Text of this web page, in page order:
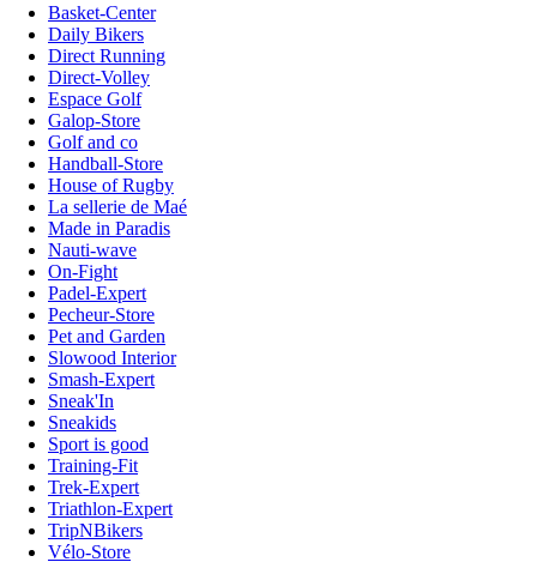
Basket-Center
Daily Bikers
Direct Running
Direct-Volley
Espace Golf
Galop-Store
Golf and co
Handball-Store
House of Rugby
La sellerie de Maé
Made in Paradis
Nauti-wave
On-Fight
Padel-Expert
Pecheur-Store
Pet and Garden
Slowood Interior
Smash-Expert
Sneak'In
Sneakids
Sport is good
Training-Fit
Trek-Expert
Triathlon-Expert
TripNBikers
Vélo-Store